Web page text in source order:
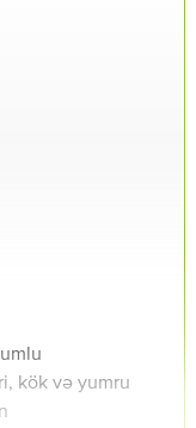
kök və yumru